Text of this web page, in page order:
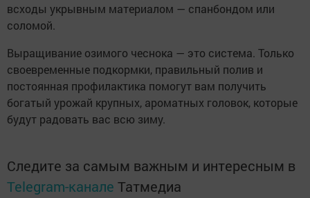
всходы укрывным материалом — спанбондом или
соломой.
Выращивание озимого чеснока — это система. Только
своевременные подкормки, правильный полив и
постоянная профилактика помогут вам получить
богатый урожай крупных, ароматных головок, которые
будут радовать вас всю зиму.
Следите за самым важным и интересным в
Telegram-канале Татмедиа